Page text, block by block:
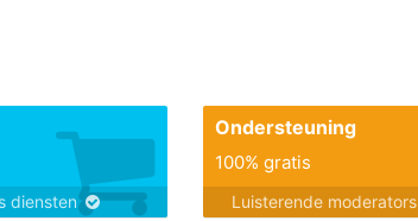
diensten
Ondersteuning
100% gratis
Luisterende moderators